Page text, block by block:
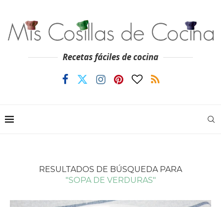
Recetas fáciles de cocina
RESULTADOS DE BÚSQUEDA PARA
"SOPA DE VERDURAS"